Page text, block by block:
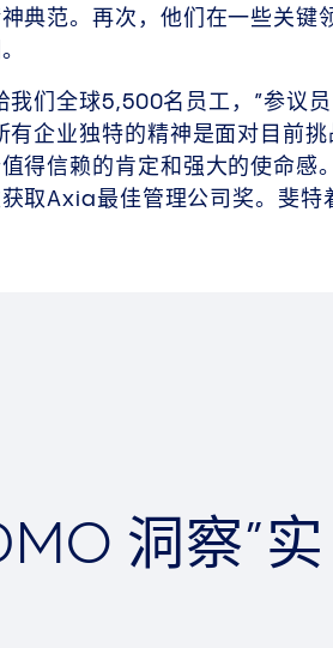
典范。再次，他们在一些关
我们全球5,500名员工，”参议
有企业独特的精神是面对目前
得信赖的肯定和强大的使命
取Axia最佳管理公司奖。斐
洞察”实